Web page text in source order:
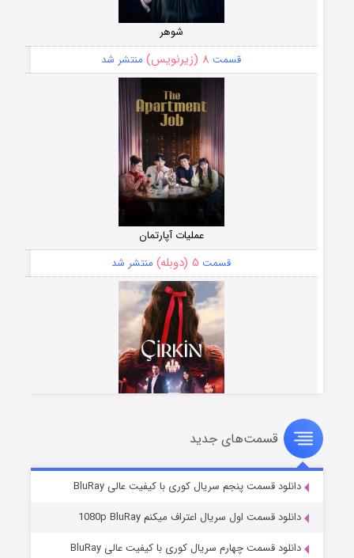
شوهر
قسمت ۸ (زیرنویس) منتشر شد
عملیات آپارتمان
قسمت ۵ (دوبله) منتشر شد
سریال زشت
قسمت۲ (زیرنویس) منتشر شد
قسمت‌های جدید
دانلود قسمت پنجم سریال کوری با کیفیت عالی BluRay
دانلود قسمت اول سریال اعتراف میکنم 1080p BluRay
دانلود قسمت چهارم سریال کوری با کیفیت عالی BluRay